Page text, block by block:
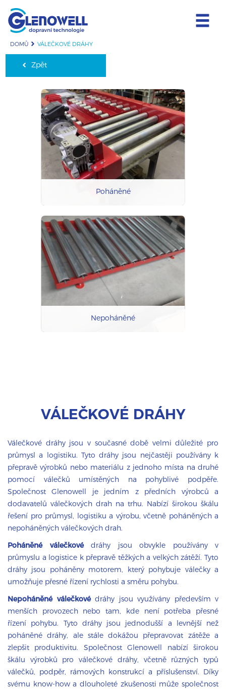
DOMŮ VÁLEČKOVÉ DRÁHY
Zpět
Poháněné
Nepoháněné
VÁLEČKOVÉ DRÁHY
Válečkové dráhy jsou v současné době velmi důležité pro
průmysl a logistiku. Tyto dráhy jsou nejčastěji používány k
přepravě výrobků nebo materiálu z jednoho místa na druhé
pomocí válečků umístěných na pohyblivé podpěře.
Společnost Glenowell je jedním z předních výrobců a
dodavatelů válečkových drah na trhu. Nabízí širokou škálu
řešení pro průmysl, logistiku a výrobu, včetně poháněných a
nepoháněných válečkových drah.
Poháněné válečkovédráhy jsou obvykle používány v
průmyslu a logistice k přepravě těžkých a velkých zátěží. Tyto
dráhy jsou poháněny motorem, který pohybuje válečky a
umožňuje přesné řízení rychlosti a směru pohybu.
Nepoháněné válečkovédráhy jsou využívány především v
menších provozech nebo tam, kde není potřeba přesné
řízení pohybu. Tyto dráhy jsou jednodušší a levnější než
poháněné dráhy, ale stále dokážou přepravovat zátěže a
zlepšit produktivitu. Společnost Glenowell nabízí širokou
škálu výrobků pro válečkové dráhy, včetně různých typů
válečků, podpěr, rámových konstrukcí a příslušenství. Díky
svému know-how a dlouholeté zkušenosti může společnost